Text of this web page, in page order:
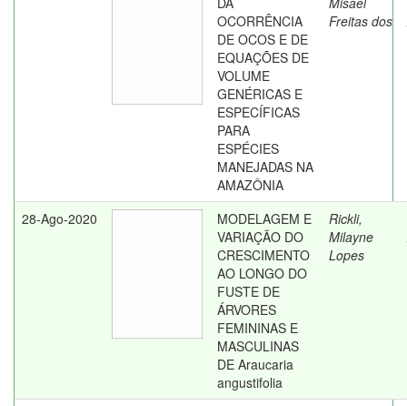
OCORRÊNCIA
DE OCOS E DE
EQUAÇÕES DE
VOLUME
GENÉRICAS E
ESPECÍFICAS
PARA
ESPÉCIES
MANEJADAS NA
AMAZÔNIA
Freitas dos
28-Ago-2020
MODELAGEM E
VARIAÇÃO DO
CRESCIMENTO
AO LONGO DO
FUSTE DE
ÁRVORES
FEMININAS E
MASCULINAS
DE Araucaria
angustifolia
Rickli,
Milayne
Lopes